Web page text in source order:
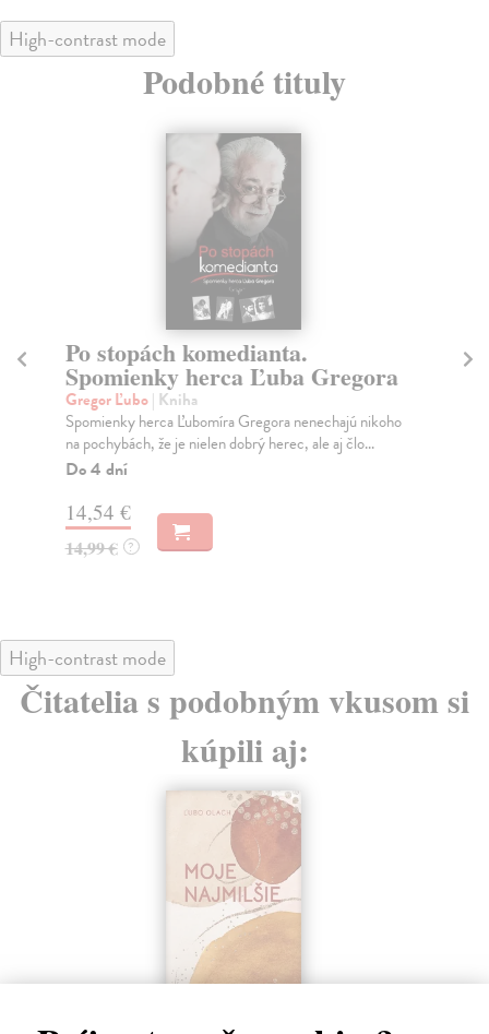
High-contrast mode
Podobné tituly
Po stopách komedianta.
Spomienky herca Ľuba Gregora
Gregor Ľubo| Kniha
Spomienky herca Ľubomíra Gregora nenechajú nikoho
na pochybách, že je nielen dobrý herec, ale aj člo...
Do 4 dní
14,54 €
14,99 € ?
High-contrast mode
Čitatelia s podobným vkusom si
kúpili aj:
Predseda